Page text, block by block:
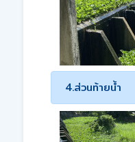
4.ส่วนท้ายน้ำ